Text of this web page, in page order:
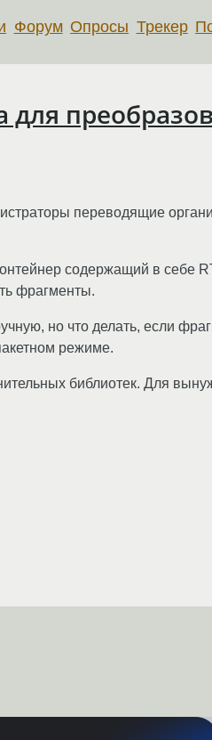
Форум Опросы Трекер
переводящие
содержащий в себе
фрагменты.
но что делать, если
режиме.
библиотек. Для